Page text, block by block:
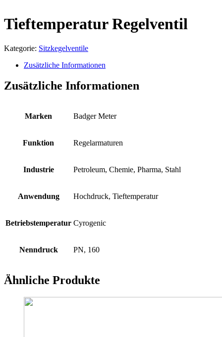
Tieftemperatur Regelventil
Kategorie: Sitzkegelventile
Zusätzliche Informationen
Zusätzliche Informationen
Marken Badger Meter
Funktion Regelarmaturen
Industrie Petroleum, Chemie, Pharma, Stahl
Anwendung Hochdruck, Tieftemperatur
Betriebstemperatur Cyrogenic
Nenndruck PN, 160
Ähnliche Produkte